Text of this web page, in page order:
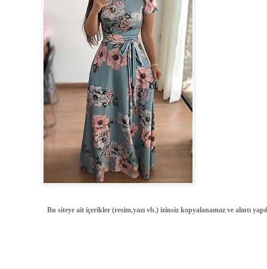
Bu siteye ait içerikler (resim,yazı vb.) izinsiz kopyalanamaz ve alıntı